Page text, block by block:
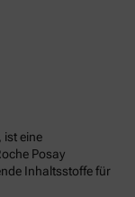
ist eine
Posay
Inhaltsstoffe für